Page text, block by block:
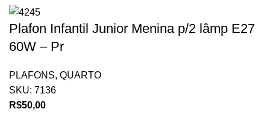
Plafon Infantil Junior Menina p/2 lâmp E27
60W – Pr
PLAFONS, QUARTO
SKU: 7136
R$50,00